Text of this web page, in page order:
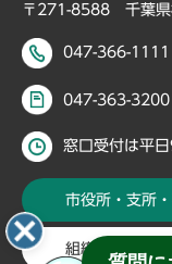
〒271-8588 千葉県
047-366-1111
047-363-3200
窓口受付は平
市役所・支所
組織・部署か